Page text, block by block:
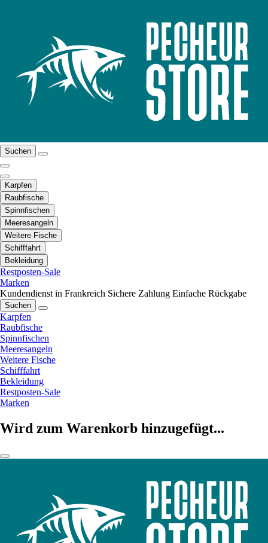
Suchen
Karpfen
Raubfische
Spinnfischen
Meeresangeln
Weitere Fische
Schifffahrt
Bekleidung
Restposten-Sale
Marken
Kundendienst in Frankreich Sichere Zahlung Einfache Rückgabe
Suchen
Karpfen
Raubfische
Spinnfischen
Meeresangeln
Weitere Fische
Schifffahrt
Bekleidung
Restposten-Sale
Marken
Wird zum Warenkorb hinzugefügt...